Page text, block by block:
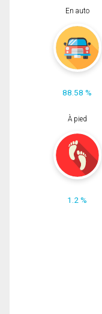
En auto
88.58 %
À pied
1.2 %